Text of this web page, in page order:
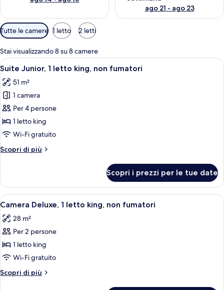
ago 21 - ago 23
Filtri
disponibili
per
le
camere
Tutte le camere 1 letto 2 letti
Stai visualizzando 8 su 8 camere
Apri
tutte
le
foto
per
Suite
Junior,
letto
fumatori
Una moderna camera d'albergo con
7
Suite Junior, 1 letto king, non fumatori
51 m²
1 camera
Per 4 persone
1 letto king
Wi-Fi gratuito
Scopri di più
Altri
Junior,
letto
non
fumatori
Scopri i prezzi per le tue date
Apri
tutte
le
foto
per
Camera
Deluxe,
1
Una camera d'albergo con un letto
7
Camera Deluxe, 1 letto king, non fumatori
28 m²
Per 2 persone
1 letto king
Wi-Fi gratuito
Scopri di più
Altri